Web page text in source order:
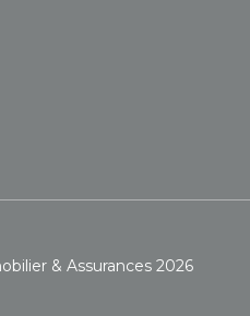
& Assurances 2026